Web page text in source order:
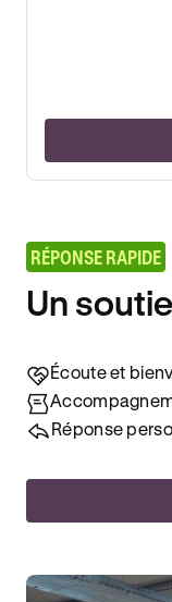
RÉPONSE RAPIDE
Un
Écoute et
Réponse